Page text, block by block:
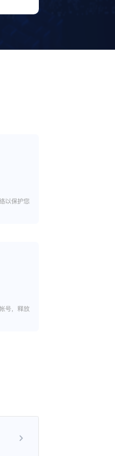
以保护您
号，释放